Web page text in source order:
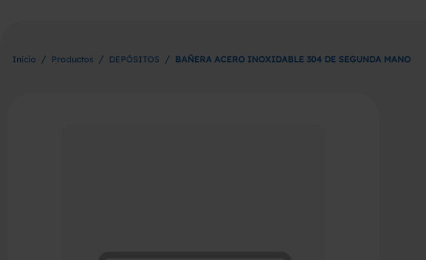
Inicio / Productos / DEPÓSITOS / BAÑERA ACERO INOXIDABLE 304 DE SEGUNDA MANO